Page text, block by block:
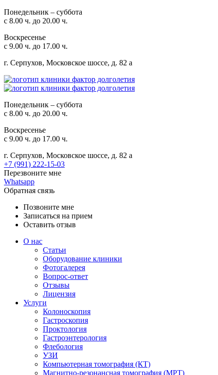
Понедельник – суббота
с 8.00 ч. до 20.00 ч.
Воскресенье
с 9.00 ч. до 17.00 ч.
г. Серпухов, Московское шоссе, д. 82 а
Понедельник – суббота
с 8.00 ч. до 20.00 ч.
Воскресенье
с 9.00 ч. до 17.00 ч.
г. Серпухов, Московское шоссе, д. 82 а
+7 (991) 222-15-03
Перезвоните мне
Whatsapp
Обратная связь
Позвоните мне
Записаться на прием
Оставить отзыв
О нас
Статьи
Оборудование клиники
Фотогалерея
Вопрос-ответ
Отзывы
Лицензия
Услуги
Колоноскопия
Гастроскопия
Проктология
Гастроэнтерология
Флебология
УЗИ
Компьютерная томография (КТ)
Магнитно-резонансная томография (МРТ)